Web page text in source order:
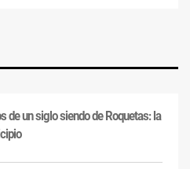
de un siglo siendo de Roquetas: la